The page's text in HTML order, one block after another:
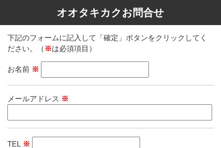
オオタキカクお問合せ
下記のフォームに記入して「確定」ボタンをクリックしてく
ださい。（ ※は必須項目）
お名前 ※
メールアドレス ※
TEL ※